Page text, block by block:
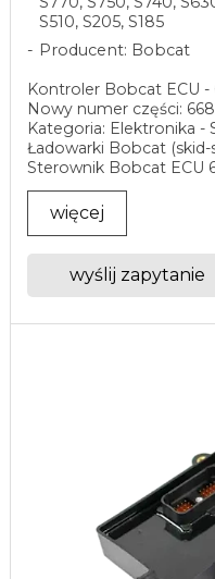
S510, S205, S185
Producent: Bobcat
Kontroler Bobcat ECU
Nowy numer części:
Kategoria: Elektronika -
Ładowarki Bobcat
Sterownik Bobcat ECU
więcej
wyślij zapytanie